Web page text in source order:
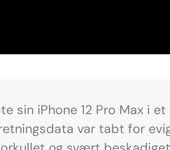
sin iPhone 12 Pro Max i
var tabt for